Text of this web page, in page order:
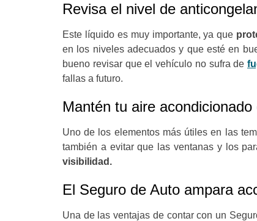
Revisa el nivel de
Este líquido es muy importante, ya que
en los niveles adecuados y que esté en
bueno revisar que el vehículo no sufra de
fallas a futuro.
Mantén tu aire
Uno de los elementos más útiles en las
también a evitar que las ventanas y los
visibilidad.
El Seguro de Auto ampara
Una de las ventajas de contar con un